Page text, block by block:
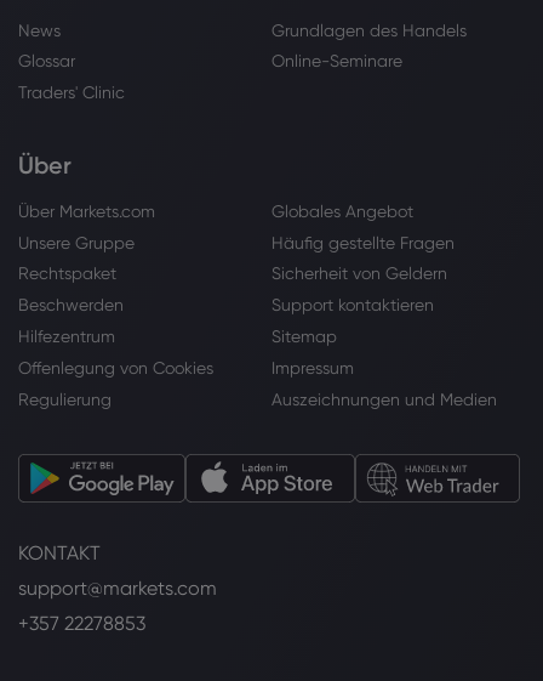
News
Grundlagen des Handels
Glossar
Online-Seminare
Traders' Clinic
Über
Über Markets.com
Globales Angebot
Unsere Gruppe
Häufig gestellte Fragen
Rechtspaket
Sicherheit von Geldern
Beschwerden
Support kontaktieren
Hilfezentrum
Sitemap
Offenlegung von Cookies
Impressum
Regulierung
Auszeichnungen und Medien
KONTAKT
support@markets.com
+357 22278853